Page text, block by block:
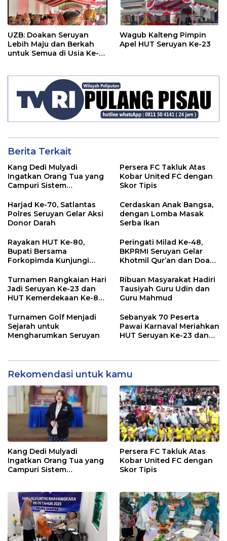
UZB: Doakan Seruyan
Lebih Maju dan Berkah
untuk Semua di Usia Ke-
Wagub Kalteng Pimpin
Apel HUT Seruyan Ke-23
Berita Terkait
Kang Dedi Mulyadi
Ingatkan Orang Tua yang
Campuri Sistem
Antara Hak, Batas, dan
Etika Hukum Pendidikan
Persera FC Takluk Atas
Kobar United FC dengan
Skor Tipis
Harjad Ke-70, Satlantas
Polres Seruyan Gelar Aksi
Donor Darah
Cerdaskan Anak Bangsa,
dengan Lomba Masak
Serba Ikan
Rayakan HUT Ke-80,
Bupati Bersama
Forkopimda Kunjungi
Peringati Milad Ke-48,
BKPRMI Seruyan Gelar
Khotmil Qur’an dan Doa
Turnamen Rangkaian Hari
Jadi Seruyan Ke-23 dan
HUT Kemerdekaan Ke-80
Ribuan Masyarakat Hadiri
Tausiyah Guru Udin dan
Guru Mahmud
Turnamen Golf Menjadi
Sejarah untuk
Mengharumkan Seruyan
Sebanyak 70 Peserta
Pawai Karnaval Meriahkan
HUT Seruyan Ke-23 dan
Rekomendasi untuk kamu
Kang Dedi Mulyadi
Ingatkan Orang Tua yang
Campuri Sistem
Etika Hukum Pendidikan
Persera FC Takluk Atas
Kobar United FC dengan
Skor Tipis